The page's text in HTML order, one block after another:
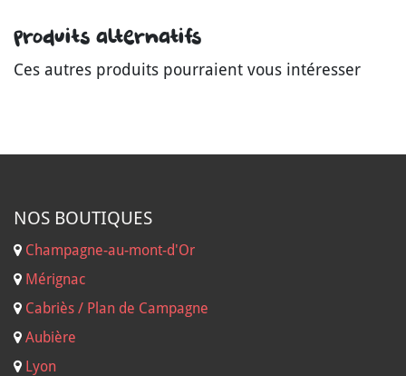
Produits alternatifs
Ces autres produits pourraient vous intéresser
NOS BOUTIQUES
Champagne-au-mont-d'Or
Mérignac
Cabriès / Plan de Campagne
Aubière
Lyon